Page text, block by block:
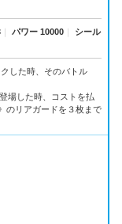
パワー 10000
シール
した時、そのバトル
場した時、コストを払
のリアガードを３枚まで